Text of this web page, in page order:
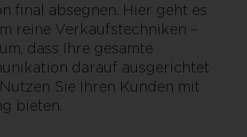
final absegnen. Hier geht es
reine Verkaufstechniken –
dass Ihre gesamte
darauf ausgerichtet
Sie Ihren Kunden mit
bieten.